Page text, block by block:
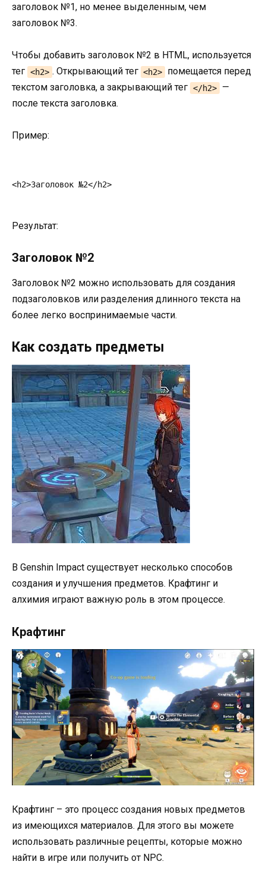
заголовок №1, но менее выделенным, чем
заголовок №3.
Чтобы добавить заголовок №2 в HTML, используется
тег <h2> . Открывающий тег <h2>
помещается перед
текстом заголовка, а закрывающий тег </h2>
—
после текста заголовка.
Пример:
<h2>Заголовок №2</h2>
Результат:
Заголовок №2
Заголовок №2 можно использовать для создания
подзаголовков или разделения длинного текста на
более легко воспринимаемые части.
Как создать предметы
В Genshin Impact существует несколько способов
создания и улучшения предметов. Крафтинг и
алхимия играют важную роль в этом процессе.
Крафтинг
Крафтинг – это процесс создания новых предметов
из имеющихся материалов. Для этого вы можете
использовать различные рецепты, которые можно
найти в игре или получить от NPC.